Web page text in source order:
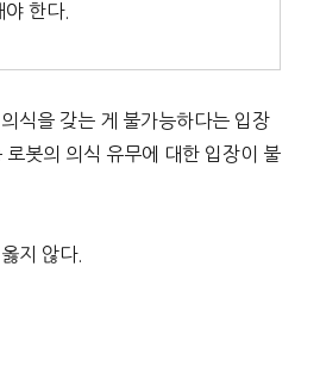
한다.
식을 갖는 게 불가능하다는 입장
로봇의 의식 유무에 대한 입장이 불
지 않다.